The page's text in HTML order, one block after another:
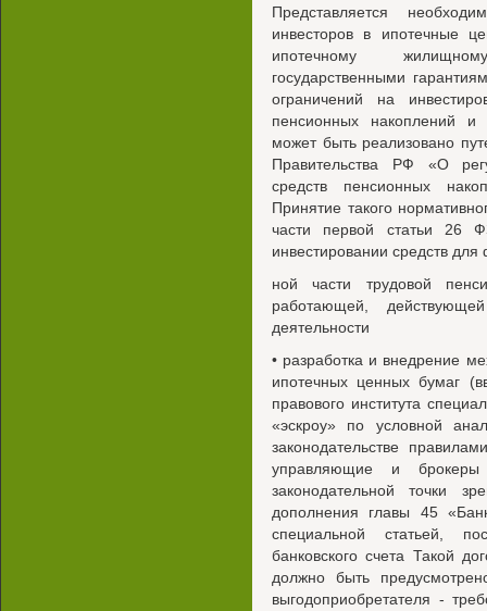
Представляется
инвесторов в ипотечные
ипотечному
государственными
ограничений на
пенсионных накоплений и
может быть реализовано
Правительства РФ «О
средств пенсионных
Принятие такого
части первой статьи
инвестировании средств
ной части трудовой
работающей,
деятельности
• разработка и внедрение
ипотечных ценных бумаг
правового института
«эскроу» по условной
законодательстве
управляющие и
законодательной точки
дополнения главы 45
специальной статьей,
банковского счета Такой
должно быть
выгодоприобретателя -